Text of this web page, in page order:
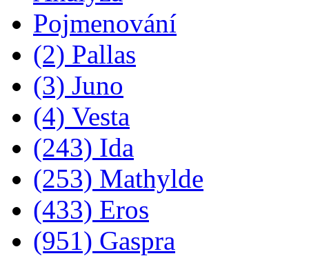
Pojmenování
(2) Pallas
(3) Juno
(4) Vesta
(243) Ida
(253) Mathylde
(433) Eros
(951) Gaspra